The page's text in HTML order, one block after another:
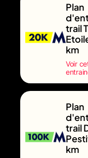
Plan
trail
km
Voir
Plan
trail
km